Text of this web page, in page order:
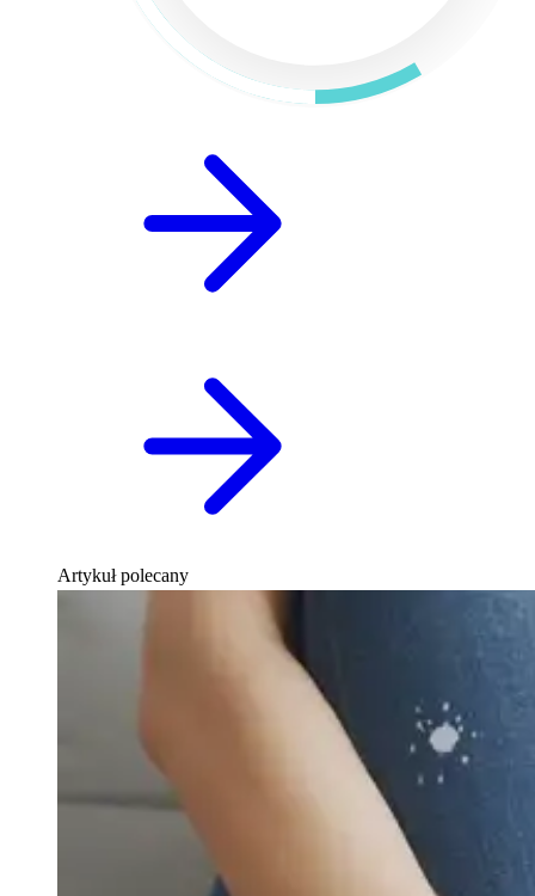
Artykuł polecany